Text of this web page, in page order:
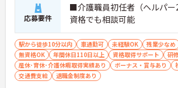
応募要件
■介護職員初任者（ヘルパ
資格でも相談可能
駅から徒歩10分以内 車通勤可 未経験OK 残業少なめ
無資格OK
年間休日110日以上 資格取得サポート
研
産休･育休･介護休暇取得実績あり
ボーナス・賞与あり
交通費支給
退職金制度あり